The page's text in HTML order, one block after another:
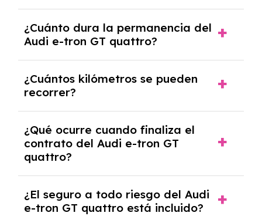
carretera y gestión de la documentación.
opciones y equipamiento adicional, siempre y
cuando lo pactes con la empresa de renting.
¿Cuánto dura la permanencia del
Audi e-tron GT quattro?
renting, que normalmente varía entre 2 y 5
años.
¿Cuántos kilómetros se pueden
recorrer?
contrato y puede variar entre 10,000 y
30,000 km anuales. Si excedes ese límite,
puede haber un cargo adicional.
¿Qué ocurre cuando finaliza el
contrato del Audi e-tron GT
quattro?
coche, renovarlo por uno nuevo o, en algunos
casos, comprarlo a un precio previamente
¿El seguro a todo riesgo del Audi
e-tron GT quattro está incluido?